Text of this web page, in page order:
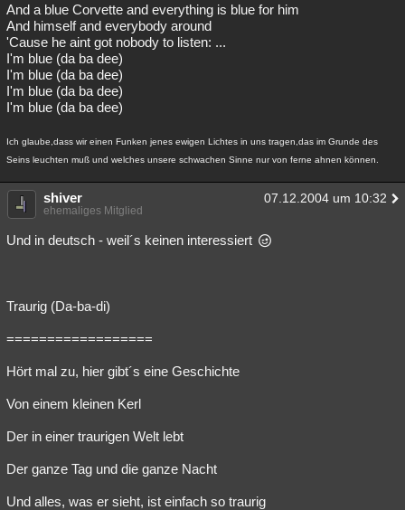
And a blue Corvette and everything is blue for him
And himself and everybody around
'Cause he aint got nobody to listen: ...
I'm blue (da ba dee)
I'm blue (da ba dee)
I'm blue (da ba dee)
I'm blue (da ba dee)
Ich glaube,dass wir einen Funken jenes ewigen Lichtes in uns tragen,das im Grunde des
Seins leuchten muß und welches unsere schwachen Sinne nur von ferne ahnen können.
shiver 07.12.2004 um 10:32
ehemaliges Mitglied
Und in deutsch - weil´s keinen interessiert
Traurig (Da-ba-di)
==================
Hört mal zu, hier gibt´s eine Geschichte
Von einem kleinen Kerl
Der in einer traurigen Welt lebt
Der ganze Tag und die ganze Nacht
Und alles, was er sieht, ist einfach so traurig